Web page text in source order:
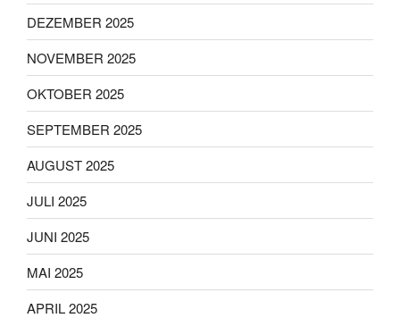
DEZEMBER 2025
NOVEMBER 2025
OKTOBER 2025
SEPTEMBER 2025
AUGUST 2025
JULI 2025
JUNI 2025
MAI 2025
APRIL 2025